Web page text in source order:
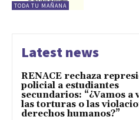
TODA TU MAÑANA
Latest news
RENACE rechaza
policial a estudiantes
secundarios: “¿Vamos a
las torturas o las
derechos humanos?”